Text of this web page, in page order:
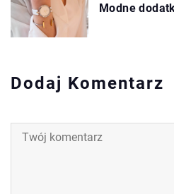
Modne
Dodaj Komentarz